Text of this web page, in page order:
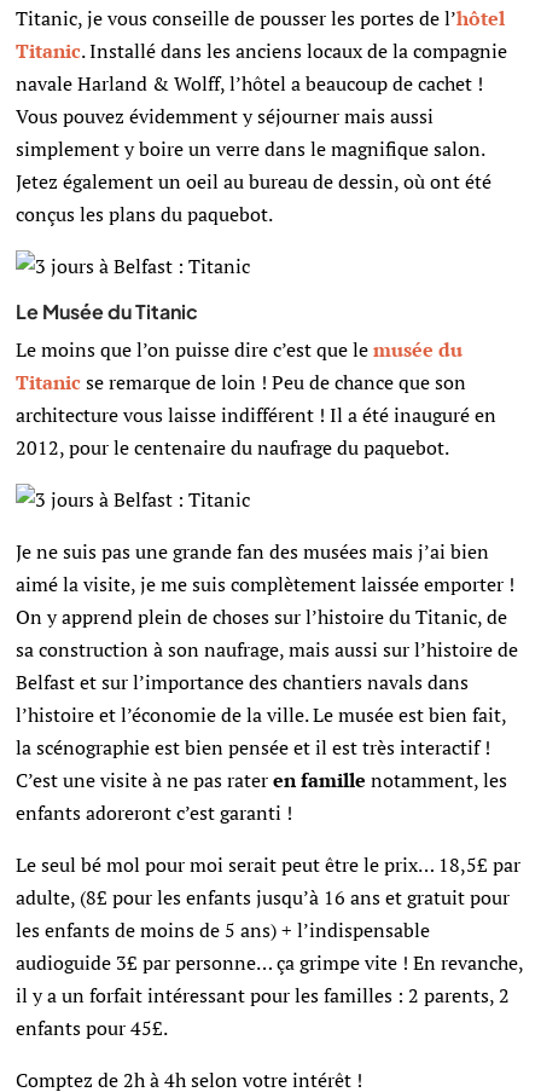
Titanic, je vous conseille de pousser les portes de l’hôtel
Titanic. Installé dans les anciens locaux de la compagnie
navale Harland & Wolff, l’hôtel a beaucoup de cachet !
Vous pouvez évidemment y séjourner mais aussi
simplement y boire un verre dans le magnifique salon.
Jetez également un oeil au bureau de dessin, où ont été
conçus les plans du paquebot.
Le Musée du Titanic
Le moins que l’on puisse dire c’est que lemusée du
Titanicse remarque de loin ! Peu de chance que son
architecture vous laisse indifférent ! Il a été inauguré en
2012, pour le centenaire du naufrage du paquebot.
Je ne suis pas une grande fan des musées mais j’ai bien
aimé la visite, je me suis complètement laissée emporter !
On y apprend plein de choses sur l’histoire du Titanic, de
sa construction à son naufrage, mais aussi sur l’histoire de
Belfast et sur l’importance des chantiers navals dans
l’histoire et l’économie de la ville. Le musée est bien fait,
la scénographie est bien pensée et il est très interactif !
C’est une visite à ne pas rateren famille notamment, les
enfants adoreront c’est garanti !
Le seul bé mol pour moi serait peut être le prix… 18,5£ par
adulte, (8£ pour les enfants jusqu’à 16 ans et gratuit pour
les enfants de moins de 5 ans) + l’indispensable
audioguide 3£ par personne… ça grimpe vite ! En revanche,
il y a un forfait intéressant pour les familles : 2 parents, 2
enfants pour 45£.
Comptez de 2h à 4h selon votre intérêt !